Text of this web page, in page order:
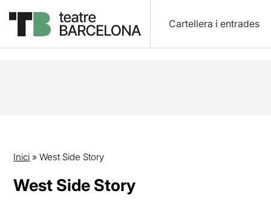
Cartellera i entrades
Inici »West Side Story
West Side Story